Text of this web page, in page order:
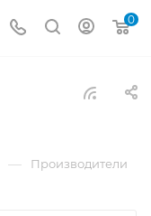
0
— Производители